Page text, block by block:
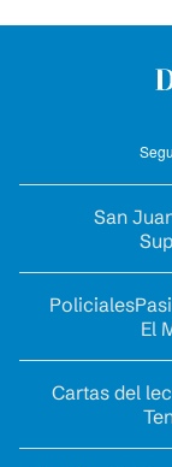
San
Policiales
El
Cartas del